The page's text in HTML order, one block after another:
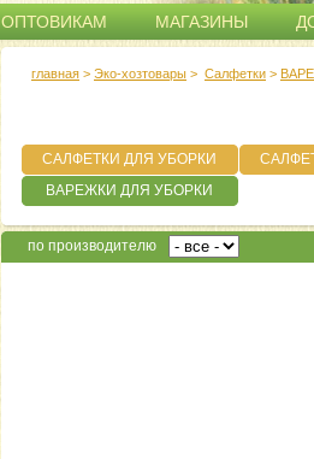
ОПТОВИКАМ МАГАЗИНЫ
главная > Эко-хозтовары > Салфетки >
САЛФЕТКИ ДЛЯ УБОРКИ
ВАРЕЖКИ ДЛЯ УБОРКИ
по производителю